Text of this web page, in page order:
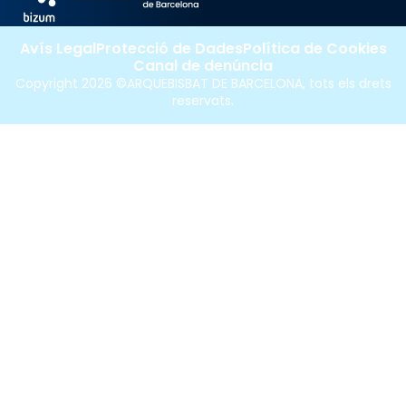
Copyright 2026 ©ARQUEBISBAT DE BARCELONA, tots els drets
reservats.
Avís LegalProtecció de DadesPolítica de Cookies
Canal de denúncia